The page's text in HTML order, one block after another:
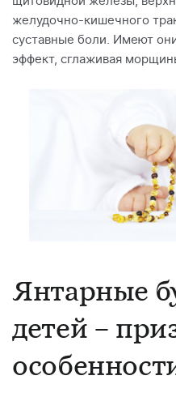
желудочно-кишечного
суставные боли. Имеют
эффект, сглаживая
Янтарные
детей –